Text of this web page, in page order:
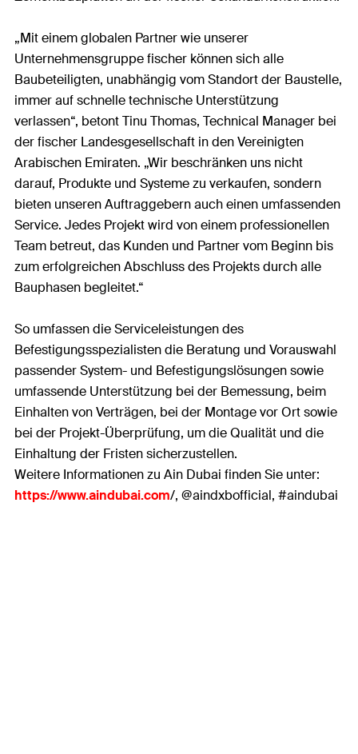
„Mit einem globalen Partner wie unserer
Unternehmensgruppe fischer können sich alle
Baubeteiligten, unabhängig vom Standort der Baustelle,
immer auf schnelle technische Unterstützung
verlassen“, betont Tinu Thomas, Technical Manager bei
der fischer Landesgesellschaft in den Vereinigten
Arabischen Emiraten. „Wir beschränken uns nicht
darauf, Produkte und Systeme zu verkaufen, sondern
bieten unseren Auftraggebern auch einen umfassenden
Service. Jedes Projekt wird von einem professionellen
Team betreut, das Kunden und Partner vom Beginn bis
zum erfolgreichen Abschluss des Projekts durch alle
Bauphasen begleitet.“
So umfassen die Serviceleistungen des
Befestigungsspezialisten die Beratung und Vorauswahl
passender System- und Befestigungslösungen sowie
umfassende Unterstützung bei der Bemessung, beim
Einhalten von Verträgen, bei der Montage vor Ort sowie
bei der Projekt-Überprüfung, um die Qualität und die
Einhaltung der Fristen sicherzustellen.
Weitere Informationen zu Ain Dubai finden Sie unter:
https://www.aindubai.com/, @aindxbofficial, #aindubai